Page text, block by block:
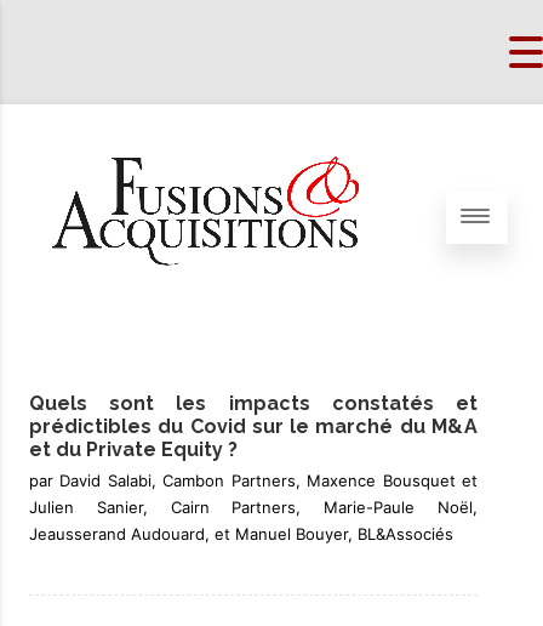
Quels sont les impacts constatés et
prédictibles du Covid sur le marché du M&A
et du Private Equity ?
par David Salabi, Cambon Partners, Maxence Bousquet et
Julien Sanier, Cairn Partners, Marie-Paule Noël,
Jeausserand Audouard, et Manuel Bouyer, BL&Associés